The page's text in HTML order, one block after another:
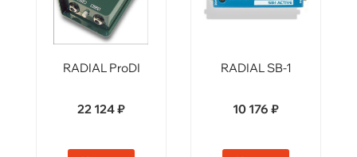
RADIAL ProDI
22 124 ₽
RADIAL SB-1
10 176 ₽